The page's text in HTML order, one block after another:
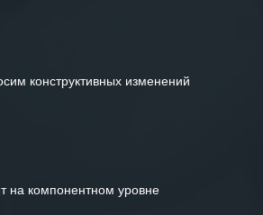
конструктивных изменений
на компонентном уровне